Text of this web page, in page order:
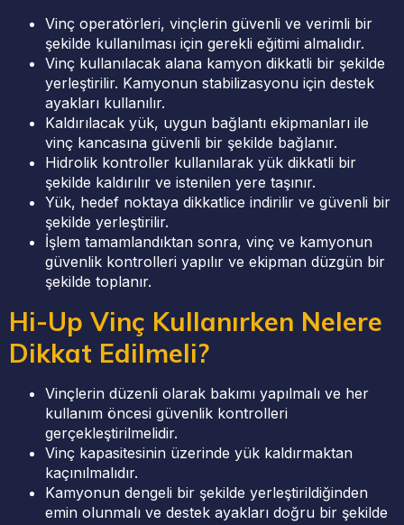
Vinç operatörleri, vinçlerin güvenli ve verimli bir
şekilde kullanılması için gerekli eğitimi almalıdır.
Vinç kullanılacak alana kamyon dikkatli bir şekilde
yerleştirilir. Kamyonun stabilizasyonu için destek
ayakları kullanılır.
Kaldırılacak yük, uygun bağlantı ekipmanları ile
vinç kancasına güvenli bir şekilde bağlanır.
Hidrolik kontroller kullanılarak yük dikkatli bir
şekilde kaldırılır ve istenilen yere taşınır.
Yük, hedef noktaya dikkatlice indirilir ve güvenli bir
şekilde yerleştirilir.
İşlem tamamlandıktan sonra, vinç ve kamyonun
güvenlik kontrolleri yapılır ve ekipman düzgün bir
şekilde toplanır.
Hi-Up Vinç Kullanırken Nelere
Dikkat Edilmeli?
Vinçlerin düzenli olarak bakımı yapılmalı ve her
kullanım öncesi güvenlik kontrolleri
gerçekleştirilmelidir.
Vinç kapasitesinin üzerinde yük kaldırmaktan
kaçınılmalıdır.
Kamyonun dengeli bir şekilde yerleştirildiğinden
emin olunmalı ve destek ayakları doğru bir şekilde